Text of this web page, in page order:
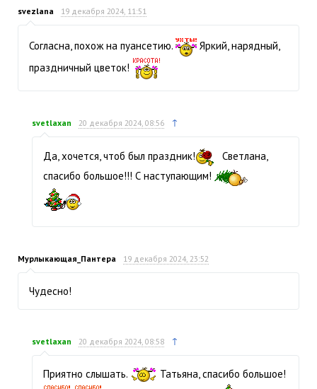
svezlana 19 декабря 2024, 11:51
Согласна, похож на пуансетию.
Яркий, нарядный,
праздничный цветок!
svetlaxan 20 декабря 2024, 08:56 ↑
Да, хочется, чтоб был праздник!
Светлана,
спасибо большое!!! С наступающим!
Мурлыкающая_Пантера 19 декабря 2024, 23:52
Чудесно!
svetlaxan 20 декабря 2024, 08:58 ↑
Приятно слышать.
Татьяна, спасибо большое!